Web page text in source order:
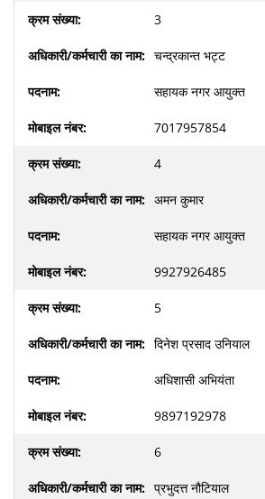
3
चन्द्रकान्त भट्ट
सहायक नगर आयुक्त
7017957854
4
अमन कुमार
सहायक नगर आयुक्त
9927926485
5
दिनेश प्रसाद उनियाल
अधिशासी अभियंता
9897192978
6
प्रभुदत्त नौटियाल